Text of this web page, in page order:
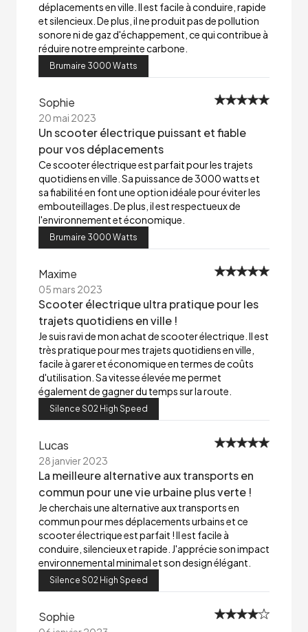
déplacements en ville. Il est facile à conduire, rapide
et silencieux. De plus, il ne produit pas de pollution
sonore ni de gaz d'échappement, ce qui contribue à
réduire notre empreinte carbone.
Brumaire 3000 Watts
Sophie
20 mai 2023
Un scooter électrique puissant et fiable
pour vos déplacements
Ce scooter électrique est parfait pour les trajets
quotidiens en ville. Sa puissance de 3000 watts et
sa fiabilité en font une option idéale pour éviter les
embouteillages. De plus, il est respectueux de
l'environnement et économique.
Brumaire 3000 Watts
Maxime
05 mars 2023
Scooter électrique ultra pratique pour les
trajets quotidiens en ville !
Je suis ravi de mon achat de scooter électrique. Il est
très pratique pour mes trajets quotidiens en ville,
facile à garer et économique en termes de coûts
d'utilisation. Sa vitesse élevée me permet
également de gagner du temps sur la route.
Silence S02 High Speed
Lucas
28 janvier 2023
La meilleure alternative aux transports en
commun pour une vie urbaine plus verte !
Je cherchais une alternative aux transports en
commun pour mes déplacements urbains et ce
scooter électrique est parfait ! Il est facile à
conduire, silencieux et rapide. J'apprécie son impact
environnemental minimal et son design élégant.
Silence S02 High Speed
Sophie